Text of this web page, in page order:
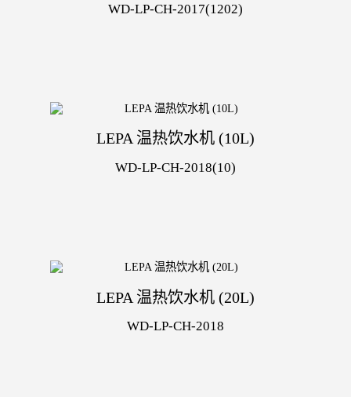
WD-LP-CH-2017(1202)
LEPA 温热饮水机 (10L)
WD-LP-CH-2018(10)
LEPA 温热饮水机 (20L)
WD-LP-CH-2018